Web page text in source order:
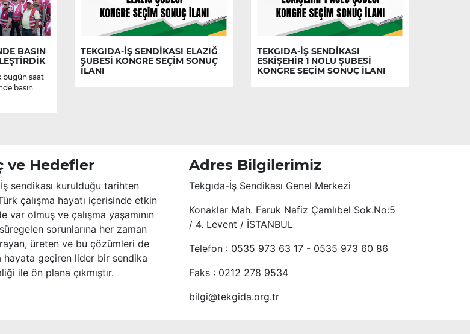
BASIN
bugün saat
basın
TEKGIDA-İŞ SENDİKASI ELAZIĞ
ŞUBESİ KONGRE SEÇİM SONUÇ
İLANI
TEKGIDA-İŞ SENDİKASI
ESKİŞEHİR 1 NOLU ŞUBESİ
KONGRE SEÇİM SONUÇ İLANI
ve Hedefler
sendikası kurulduğu tarihten
çalışma hayatı içerisinde etkin
var olmuş ve çalışma yaşamının
sorunlarına her zaman
üreten ve bu çözümleri de
hayata geçiren lider bir sendika
ile ön plana çıkmıştır.
Adres Bilgilerimiz
Tekgıda-İş Sendikası Genel Merkezi
Konaklar Mah. Faruk Nafiz Çamlıbel Sok.No:5
/ 4. Levent / İSTANBUL
Telefon : 0535 973 63 17 - 0535 973 60 86
Faks : 0212 278 9534
bilgi@tekgida.org.tr